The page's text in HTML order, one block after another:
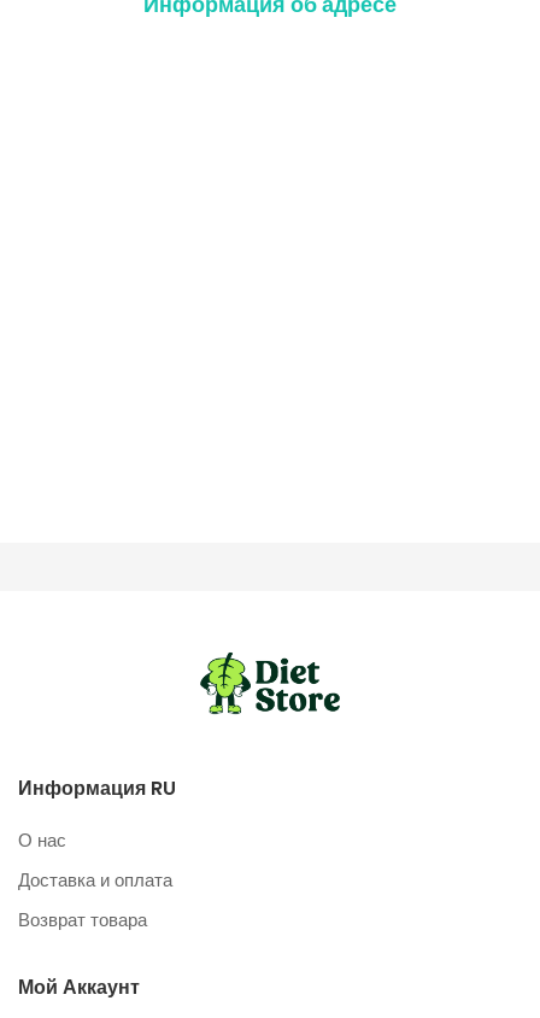
Информация RU
О нас
Доставка и оплата
Возврат товара
Мой Аккаунт